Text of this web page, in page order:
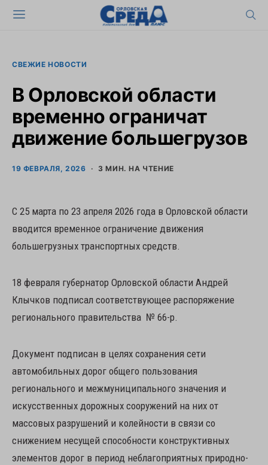
СВЕЖИЕ НОВОСТИ
В Орловской области
временно ограничат
движение большегрузов
19 ФЕВРАЛЯ, 2026 3 МИН. НА ЧТЕНИЕ
С 25 марта по 23 апреля 2026 года в Орловской области
вводится временное ограничение движения
большегрузных транспортных средств.
18 февраля губернатор Орловской области Андрей
Клычков подписал соответствующее распоряжение
регионального правительства № 66-р.
Документ подписан в целях сохранения сети
автомобильных дорог общего пользования
регионального и межмуниципального значения и
искусственных дорожных сооружений на них от
массовых разрушений и колейности в связи со
снижением несущей способности конструктивных
элементов дорог в период неблагоприятных природно-